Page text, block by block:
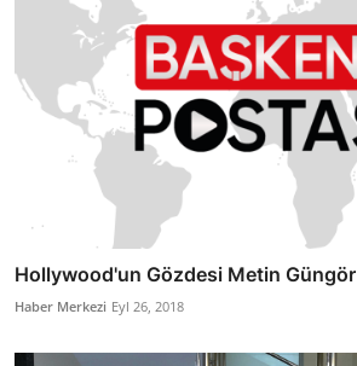
Hollywood'un Gözdesi Metin Güngör
Haber Merkezi Eyl 26, 2018